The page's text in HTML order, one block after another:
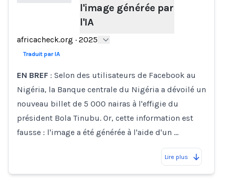
l'image générée par
l'IA
africacheck.org · 2025
Traduit par IA
EN BREF : Selon des utilisateurs de Facebook au
Nigéria, la Banque centrale du Nigéria a dévoilé un
nouveau billet de 5 000 nairas à l'effigie du
président Bola Tinubu. Or, cette information est
fausse : l'image a été générée à l'aide d'un …
Lire plus